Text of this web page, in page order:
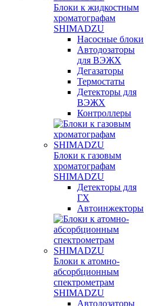
Блоки к жидкостным
хроматографам
SHIMADZU
Насосные блоки
Автодозаторы
для ВЭЖХ
Дегазаторы
Термостаты
Детекторы для
ВЭЖХ
Контроллеры
Блоки к газовым
хроматографам
SHIMADZU
Детекторы для
ГХ
Автоинжекторы
Блоки к атомно-
абсорбционным
спектрометрам
SHIMADZU
Автодозаторы